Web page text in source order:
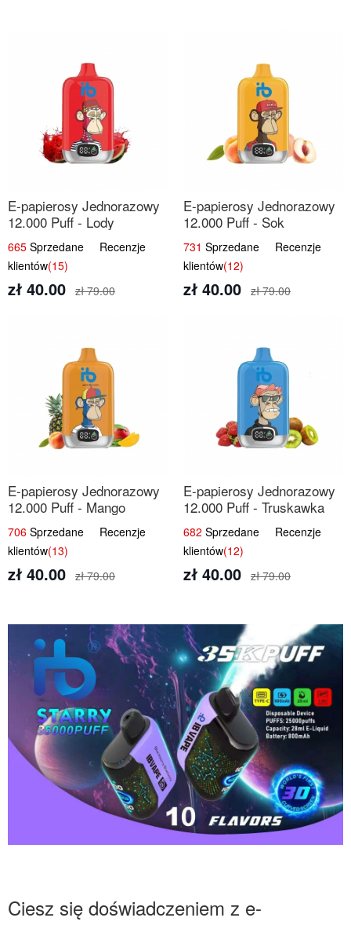
E-papierosy Jednorazowy
12.000 Puff - Lody
Arbuzowe | Orzeźwiający
Smak
665 Sprzedane Recenzje
klientów(15)
zł 40.00 zł 79.00
E-papierosy Jednorazowy
12.000 Puff - Sok
Brzoskwiniowy | Owocowa
Świeżość
731 Sprzedane Recenzje
klientów(12)
zł 40.00 zł 79.00
E-papierosy Jednorazowy
12.000 Puff - Mango
Ananas Brzoskwinia |
Tropikalna Mieszanka
706 Sprzedane Recenzje
klientów(13)
zł 40.00 zł 79.00
E-papierosy Jednorazowy
12.000 Puff - Truskawka
Kiwi | Owocowa
Równowaga
682 Sprzedane Recenzje
klientów(12)
zł 40.00 zł 79.00
Ciesz się doświadczeniem z e-